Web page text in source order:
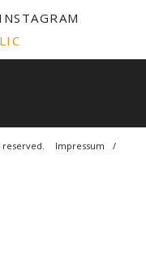
reserved. Impressum
/